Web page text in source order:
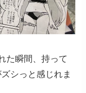
た瞬間、持って
シっと感じれま